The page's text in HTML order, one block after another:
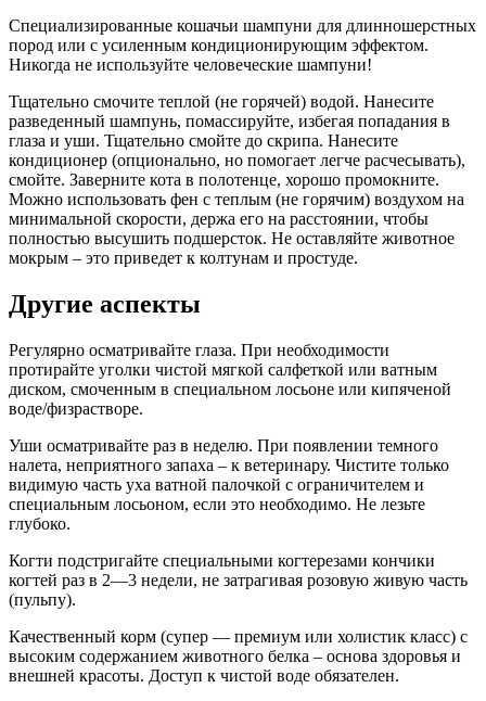
Специализированные кошачьи шампуни для длинношерстных
пород или с усиленным кондиционирующим эффектом.
Никогда не используйте человеческие шампуни!
Тщательно смочите теплой (не горячей) водой. Нанесите
разведенный шампунь, помассируйте, избегая попадания в
глаза и уши. Тщательно смойте до скрипа. Нанесите
кондиционер (опционально, но помогает легче расчесывать),
смойте. Заверните кота в полотенце, хорошо промокните.
Можно использовать фен с теплым (не горячим) воздухом на
минимальной скорости, держа его на расстоянии, чтобы
полностью высушить подшерсток. Не оставляйте животное
мокрым – это приведет к колтунам и простуде.
Другие аспекты
Регулярно осматривайте глаза. При необходимости
протирайте уголки чистой мягкой салфеткой или ватным
диском, смоченным в специальном лосьоне или кипяченой
воде/физрастворе.
Уши осматривайте раз в неделю. При появлении темного
налета, неприятного запаха – к ветеринару. Чистите только
видимую часть уха ватной палочкой с ограничителем и
специальным лосьоном, если это необходимо. Не лезьте
глубоко.
Когти подстригайте специальными когтерезами кончики
когтей раз в 2—3 недели, не затрагивая розовую живую часть
(пульпу).
Качественный корм (супер — премиум или холистик класс) с
высоким содержанием животного белка – основа здоровья и
внешней красоты. Доступ к чистой воде обязателен.